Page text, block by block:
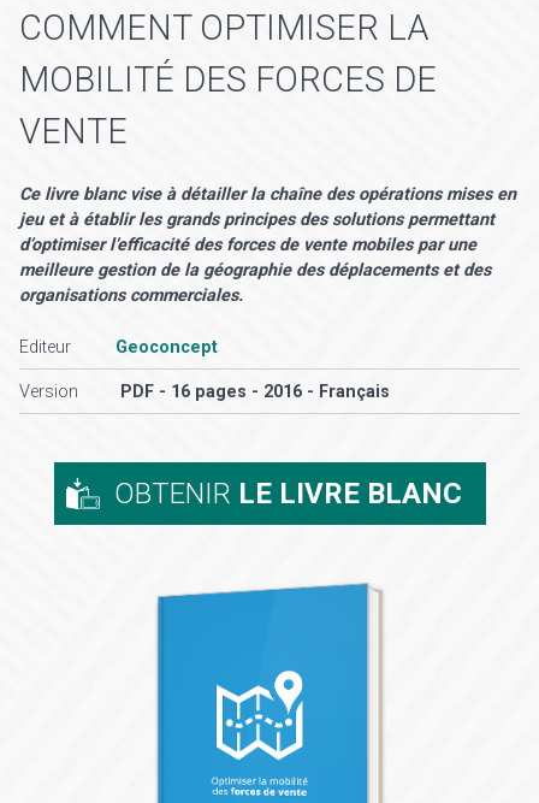
COMMENT OPTIMISER LA
MOBILITÉ DES FORCES DE
VENTE
Ce livre blanc vise à détailler la chaîne des opérations mises en
jeu et à établir les grands principes des solutions permettant
d’optimiser l’efficacité des forces de vente mobiles par une
meilleure gestion de la géographie des déplacements et des
organisations commerciales.
Editeur Geoconcept
Version PDF - 16 pages - 2016 - Français
OBTENIR LE LIVRE BLANC